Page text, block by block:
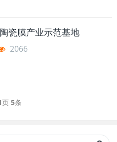
瓷膜产业示范基地
2066
页 5条